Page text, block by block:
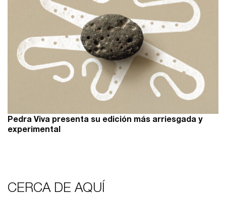
Pedra Viva presenta su edición más arriesgada y
experimental
CERCA DE AQUÍ